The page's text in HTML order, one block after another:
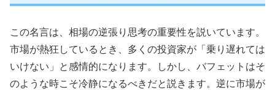
この名言は、相場の逆張り思考の重要性を説いています。
市場が熱狂しているとき、多くの投資家が「乗り遅れては
いけない」と感情的になります。しかし、バフェットはそ
のような時こそ冷静になるべきだと説きます。逆に市場が